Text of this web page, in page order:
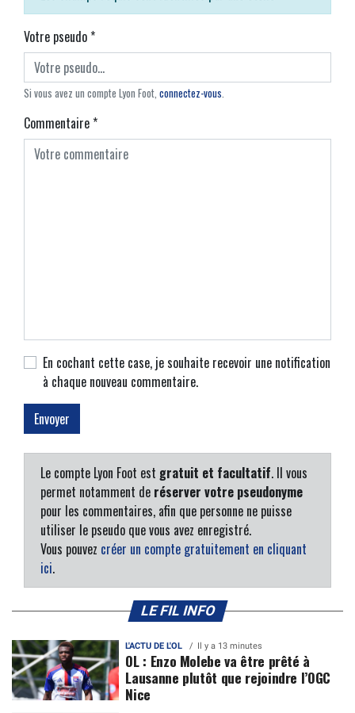
Votre pseudo*
Si vous avez un compte Lyon Foot, connectez-vous.
Commentaire*
En cochant cette case, je souhaite recevoir une notification
à chaque nouveau commentaire.
Le compte Lyon Foot est gratuit et facultatif. Il vous
permet notamment de réserver votre pseudonyme
pour les commentaires, afin que personne ne puisse
utiliser le pseudo que vous avez enregistré.
Vous pouvez créer un compte gratuitement en cliquant
ici.
LE FIL INFO
L'ACTU DE L'OL Il y a 13 minutes
OL : Enzo Molebe va être prêté à
Lausanne plutôt que rejoindre l’OGC
Nice